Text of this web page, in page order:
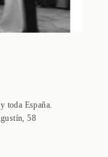
toda España.
58